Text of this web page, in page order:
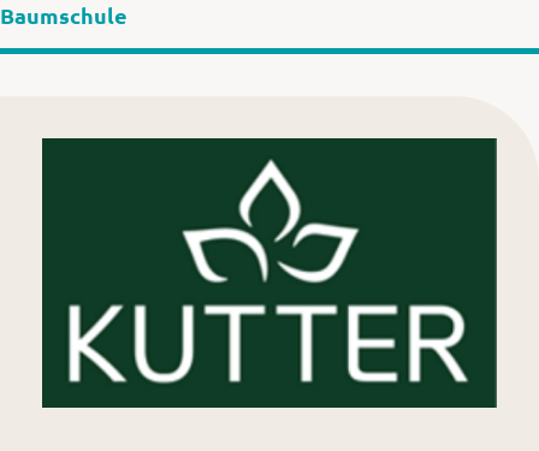
Baumschule